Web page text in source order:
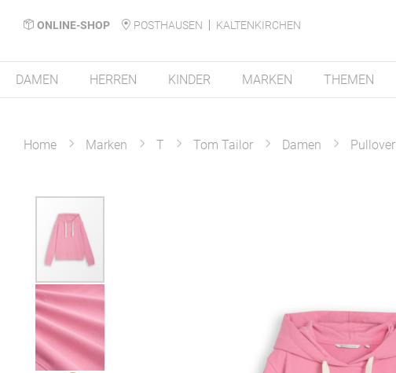
ONLINE-SHOP POSTHAUSEN
KALTENKIRCHEN
DAMEN HERREN KINDER MARKEN THEMEN
Home Marken T Tom Tailor Damen Pullover
Zum
Ende
Bildergalerie
springen